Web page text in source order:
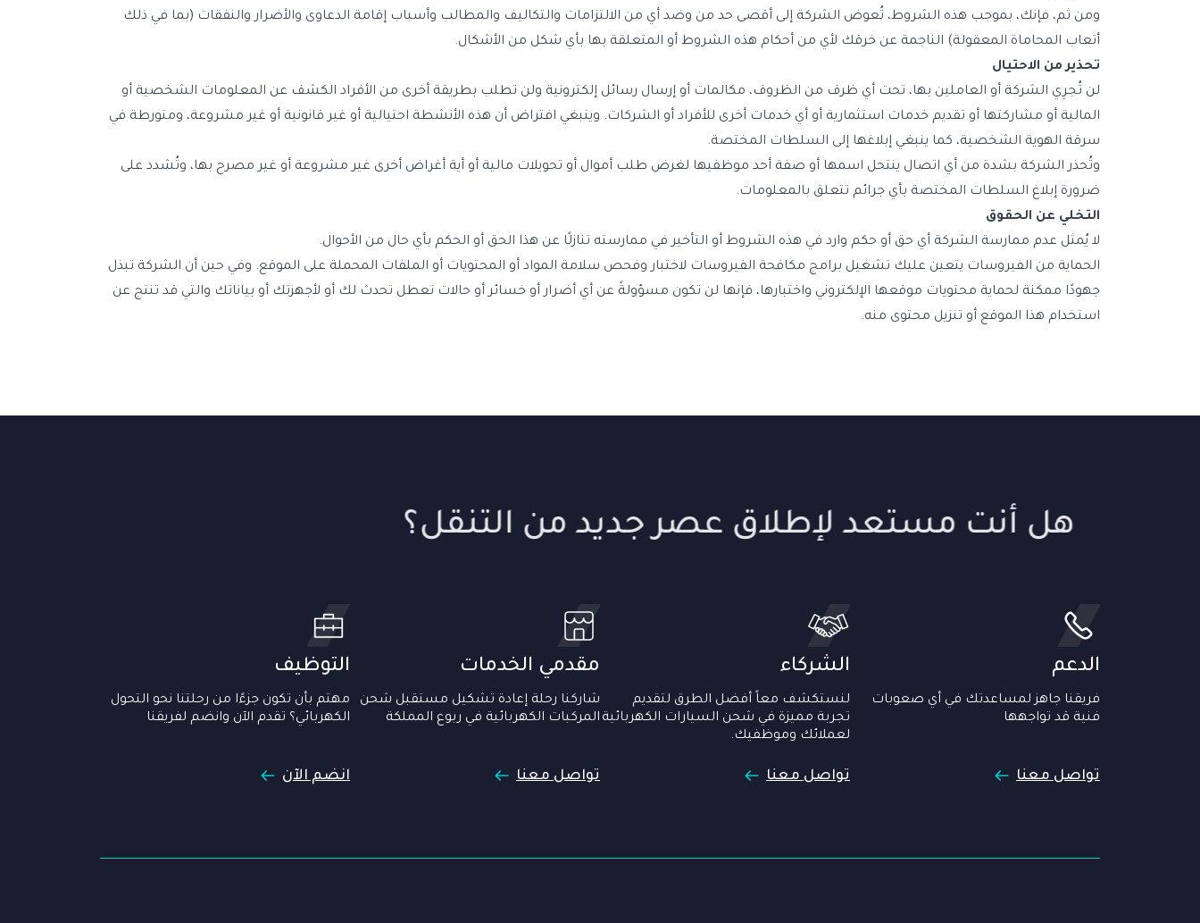
ومن ثم، فإنك، بموجب هذه الشروط، تُعوض الشركة إلى أقصى حد من وضد أي من الالتزامات والتكاليف والمطالب وأسباب إقامة الدعاوى والأضرار والنفقات (بما في ذلك
أتعاب المحاماة المعقولة) الناجمة عن خرقك لأي من أحكام هذه الشروط أو المتعلقة بها بأي شكل من الأشكال.
تحذير من الاحتيال
لن تُجرِي الشركة أو العاملين بها، تحت أي ظرف من الظروف، مكالمات أو إرسال رسائل إلكترونية ولن تطلب بطريقة أخرى من الأفراد الكشف عن المعلومات الشخصية أو
المالية أو مشاركتها أو تقديم خدمات استثمارية أو أي خدمات أخرى للأفراد أو الشركات. وينبغي افتراض أن هذه الأنشطة احتيالية أو غير قانونية أو غير مشروعة، ومتورطة في
سرقة الهوية الشخصية، كما ينبغي إبلاغها إلى السلطات المختصة.
وتُحذر الشركة بشدة من أي اتصال ينتحل اسمها أو صفة أحد موظفيها لغرض طلب أموال أو تحويلات مالية أو أية أغراض أخرى غير مشروعة أو غير مصرح بها، وتُشدد على
ضرورة إبلاغ السلطات المختصة بأي جرائم تتعلق بالمعلومات.
التخلي عن الحقوق
لا يُمثل عدم ممارسة الشركة أي حق أو حكم وارد في هذه الشروط أو التأخير في ممارسته تنازلًا عن هذا الحق أو الحكم بأي حال من الأحوال.
الحماية من الفيروسات يتعين عليك تشغيل برامج مكافحة الفيروسات لاختبار وفحص سلامة المواد أو المحتويات أو الملفات المحملة على الموقع. وفي حين أن الشركة تبذل
جهودًا ممكنة لحماية محتويات موقعها الإلكتروني واختبارها، فإنها لن تكون مسؤولةً عن أي أضرار أو خسائر أو حالات تعطل تحدث لك أو لأجهزتك أو بياناتك والتي قد تنتج عن
استخدام هذا الموقع أو تنزيل محتوى منه.
هل أنت مستعد لإطلاق عصر جديد من التنقل؟
الدعم
فريقنا جاهز لمساعدتك في أي صعوبات
فنية قد تواجهها
تواصل معنا
الشركاء
لنستكشف معاً أفضل الطرق لتقديم
تجربة مميزة في شحن السيارات الكهربائية
لعملائك وموظفيك.
تواصل معنا
مقدمي الخدمات
شاركنا رحلة إعادة تشكيل مستقبل شحن
المركبات الكهربائية في ربوع المملكة
تواصل معنا
التوظيف
مهتم بأن تكون جزءًا من رحلتنا نحو التحول
الكهربائي؟ تقدم الآن وانضم لفريقنا
انضم الآن